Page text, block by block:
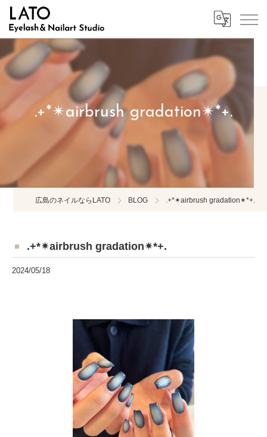
.+*✴︎airbrush gradation✴︎*+.
広島のネイルならLATO BLOG .+*✴︎airbrush gradation✴︎*+.
.+*✴︎airbrush gradation✴︎*+.
2024/05/18